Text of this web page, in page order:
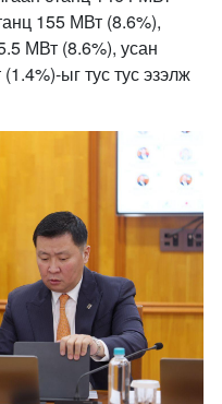
155 МВт (8.6%),
МВт (8.6%), усан
ыг тус тус эзэлж